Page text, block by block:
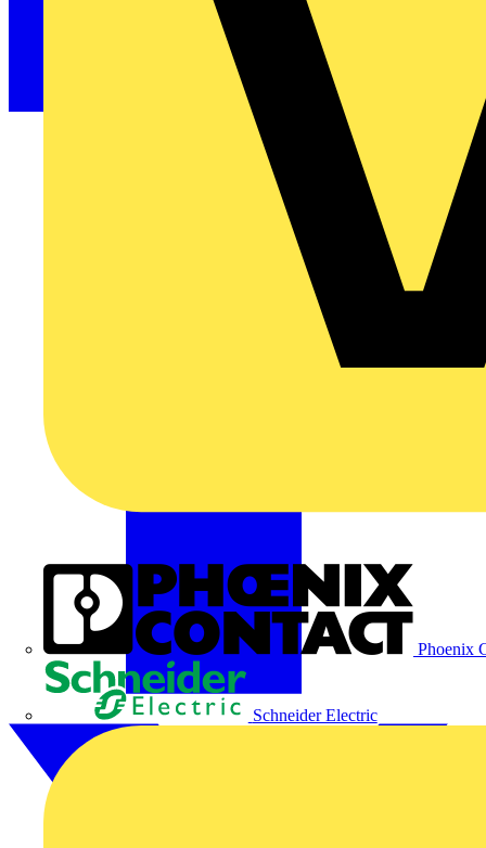
Phoenix
Schneider Electric